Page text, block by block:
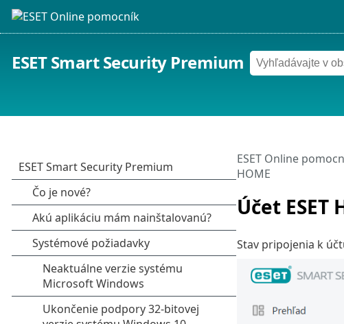
ESET Smart Security Premium
Účet ESET
ESET Online
HOME
Stav pripojenia k